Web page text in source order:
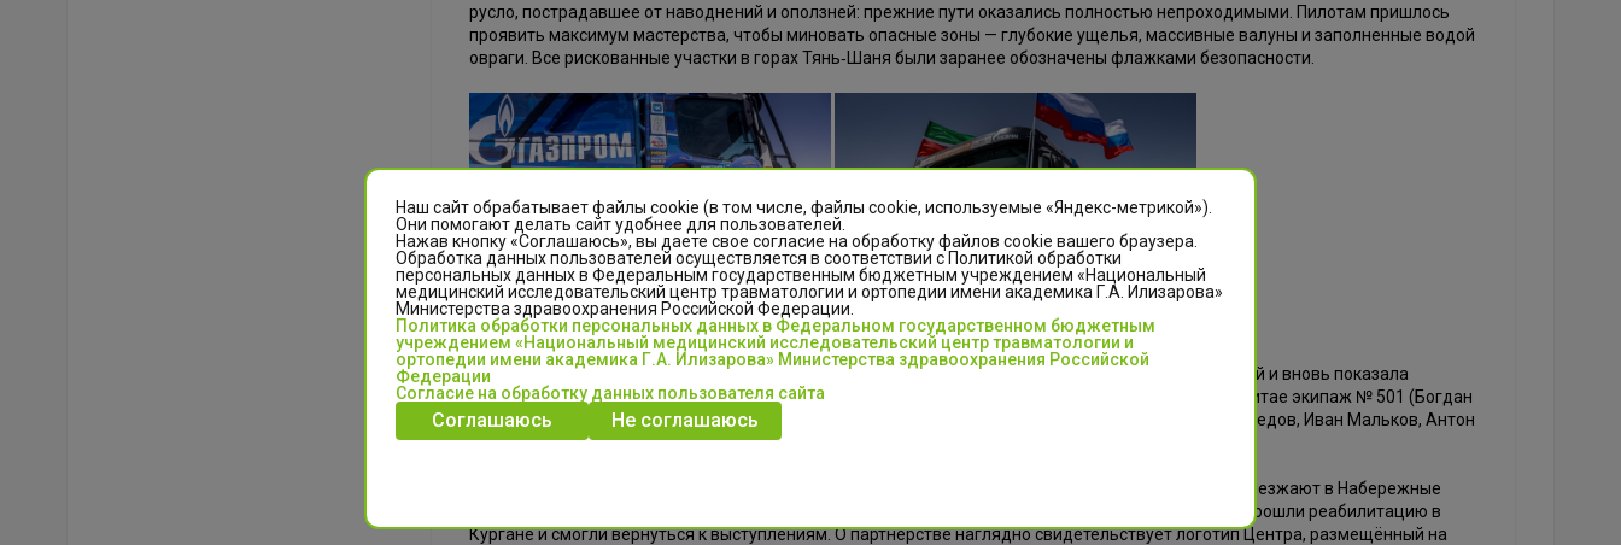
русло, пострадавшее от наводнений и оползней: прежние пути оказались полностью непроходимыми. Пилотам пришлось
проявить максимум мастерства, чтобы миновать опасные зоны — глубокие ущелья, массивные валуны и заполненные водой
овраги. Все рискованные участки в горах Тянь‑Шаня были заранее обозначены флажками безопасности.
Спустя четыре года «Синяя Армада» вернулась на арену масштабных международных состязаний и вновь показала
высокий класс, укрепив репутацию лучшей команды в дисциплине ралли‑рейдов. На подиуме в Китае экипаж № 501 (Богдан
Каримов, Дмитрий Никитин, Ильгиз Ахметзянов) занял первое место, а экипаж № 502 (Алмаз Ахмедов, Иван Мальков, Антон
Шибалов) — второе. Бронзу завоевал экипаж Юрия Наймана из URAL MOTORSPORT.
Центр Илизарова и «КАМАЗ‑мастер» объединяет тесное сотрудничество: врачи периодически выезжают в Набережные
Челны для предстартовых консультаций спортсменов, а ряд гонщиков после полученных травм прошли реабилитацию в
Кургане и смогли вернуться к выступлениям. О партнёрстве наглядно свидетельствует логотип Центра, размещённый на
Наш сайт обрабатывает файлы cookie (в том числе, файлы cookie, используемые «Яндекс-метрикой»).
Они помогают делать сайт удобнее для пользователей.
Нажав кнопку «Соглашаюсь», вы даете свое согласие на обработку файлов cookie вашего браузера.
Обработка данных пользователей осуществляется в соответствии с Политикой обработки
персональных данных в Федеральным государственным бюджетным учреждением «Национальный
медицинский исследовательский центр травматологии и ортопедии имени академика Г.А. Илизарова»
Министерства здравоохранения Российской Федерации.
Политика обработки персональных данных в Федеральном государственном бюджетным
учреждением «Национальный медицинский исследовательский центр травматологии и
ортопедии имени академика Г.А. Илизарова» Министерства здравоохранения Российской
Федерации
Согласие на обработку данных пользователя сайта
Соглашаюсь Не соглашаюсь